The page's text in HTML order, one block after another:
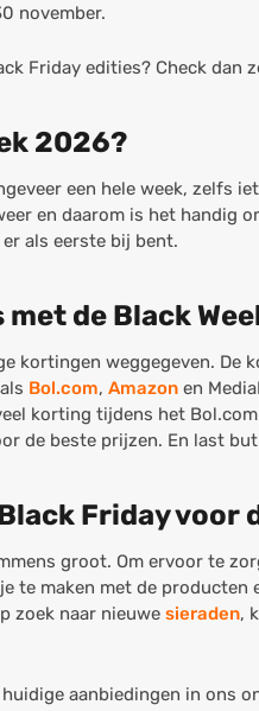
november.
Friday edities? Check dan
2026?
een hele week, zelfs
en daarom is het handig
als eerste bij bent.
de Black
kortingen weggegeven.
Bol.com, Amazon en
korting tijdens het
de beste prijzen. En last
Friday voor
groot. Om ervoor te
te maken met de
zoek naar nieuwe sieraden,
aanbiedingen in ons